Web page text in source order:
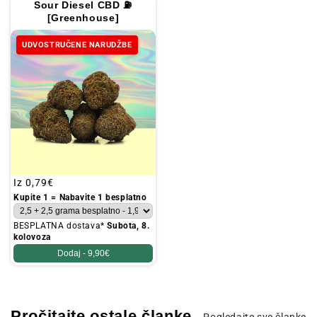
Sour Diesel CBD ⛽
[Greenhouse]
UDVOSTRUČENE NARUDŽBE
Redovna
cijena
Iz 0,79€
Kupite 1 = Nabavite 1 besplatno
BESPLATNA dostava*Subota, 8.
kolovoza
Dodaj - 9,90€